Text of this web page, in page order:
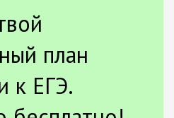
план
к ЕГЭ.